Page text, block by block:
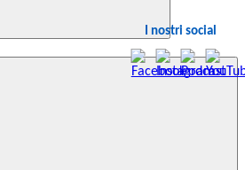
I nostri social